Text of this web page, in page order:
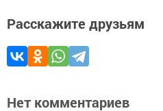
Расскажите друзьям
Нет комментариев